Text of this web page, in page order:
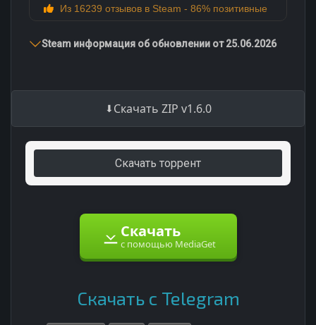
Из 16239 отзывов в Steam - 86% позитивные
Steam информация об обновлении от 25.06.2026
Скачать ZIP v1.6.0
Скачать торрент
Скачать
с помощью MediaGet
Скачать с Telegram